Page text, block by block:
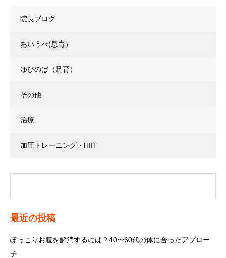
院長ブログ
あいうべ(息育）
ゆびのば（足育）
その他
治療
加圧トレーニング・HIIT
最近の投稿
ぽっこりお腹を解消するには？40〜60代の体に合ったアプロー
チ